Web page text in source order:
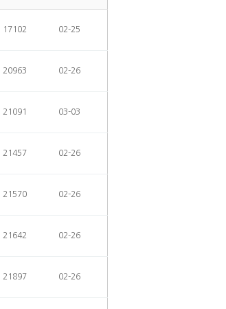
17102 02-25
20963 02-26
21091 03-03
21457 02-26
21570 02-26
21642 02-26
21897 02-26